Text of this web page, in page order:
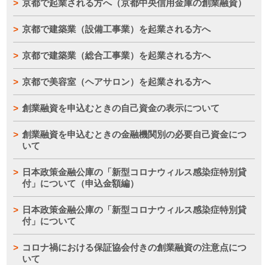
京都で起業される方へ（京都中央信用金庫の創業融資）
京都で建築業（設備工事業）を起業される方へ
京都で建築業（総合工事業）を起業される方へ
京都で美容室（ヘアサロン）を起業される方へ
創業融資を申込むときの自己資金の表示について
創業融資を申込むときの金融機関別の必要自己資金につ
いて
日本政策金融公庫の「新型コロナウィルス感染症特別貸
付」について（申込金額編）
日本政策金融公庫の「新型コロナウィルス感染症特別貸
付」について
コロナ禍における保証協会付きの創業融資の注意点につ
いて